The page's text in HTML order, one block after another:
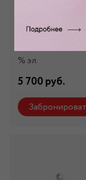
желтый ШЛ-
Состав: 98 %
% эл.
5 700 руб.